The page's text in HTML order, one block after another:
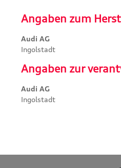
Angaben zum
Audi AG
Ingolstadt
Angaben zur
Audi AG
Ingolstadt